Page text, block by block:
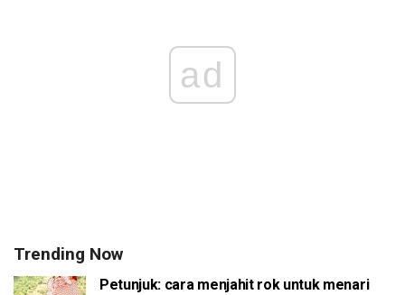
ad
Trending Now
Petunjuk: cara menjahit rok untuk menari